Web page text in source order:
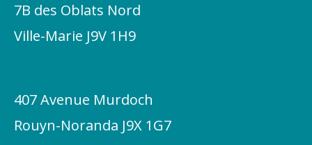
7B des Oblats Nord
Ville-Marie J9V 1H9
407 Avenue Murdoch
Rouyn-Noranda J9X 1G7